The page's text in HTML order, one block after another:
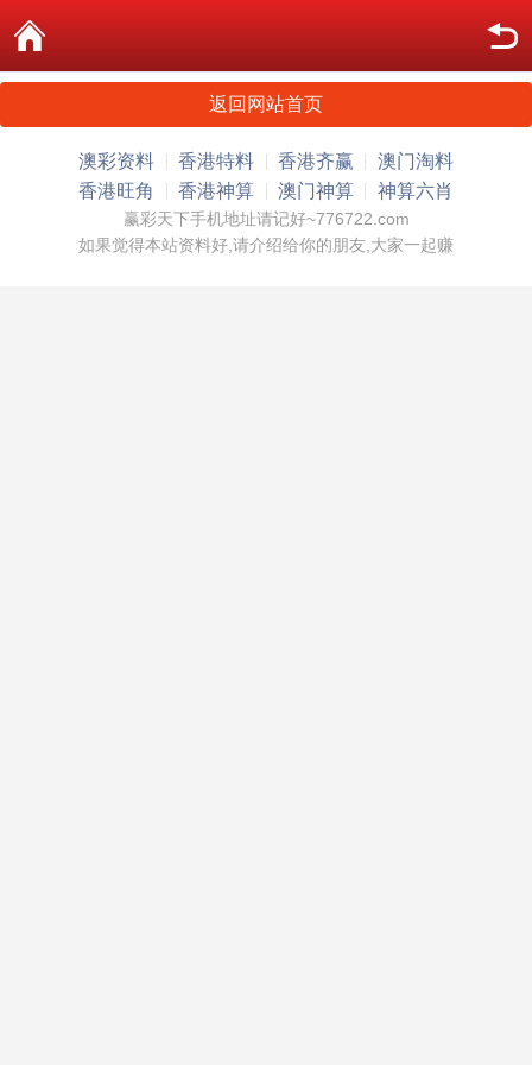
返回网站首页
澳彩资料 香港特料 香港齐赢
澳门淘料
香港旺角
香港神算 澳门神算 神算六肖
赢彩天下手机地址请记好~776722.com
如果觉得本站资料好,请介绍给你的朋友,大家一起赚